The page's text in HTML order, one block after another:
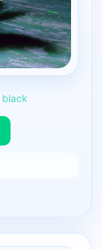
black